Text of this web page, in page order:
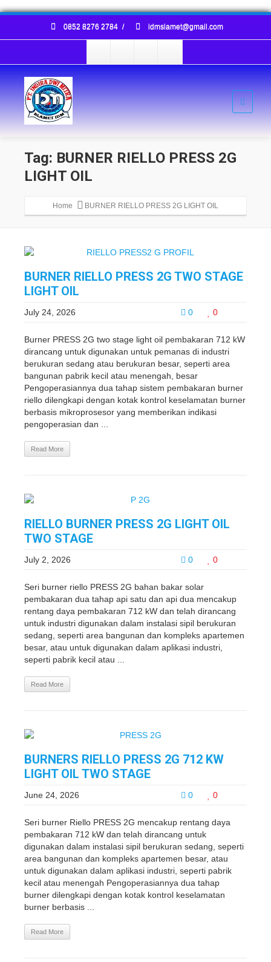
0852 8276 2784 / idmslamet@gmail.com
Tag: BURNER RIELLO PRESS 2G
LIGHT OIL
Home BURNER RIELLO PRESS 2G LIGHT OIL
BURNER RIELLO PRESS 2G TWO STAGE
LIGHT OIL
0 0
July 24, 2026
Burner PRESS 2G two stage light oil pembakaran 712 kW
dirancang untuk digunakan untuk pemanas di industri
berukuran sedang atau berukuran besar, seperti area
bangunan pabrik kecil atau menengah, besar
Pengoperasiannya dua tahap sistem pembakaran burner
riello dilengkapi dengan kotak kontrol keselamatan burner
berbasis mikroprosesor yang memberikan indikasi
pengoperasian dan ...
Read More
RIELLO BURNER PRESS 2G LIGHT OIL
TWO STAGE
0 0
July 2, 2026
Seri burner riello PRESS 2G bahan bakar solar
pembakaran dua tahap api satu dan api dua mencakup
rentang daya pembakaran 712 kW dan telah dirancang
untuk industri digunakan dalam instalasi sipil berukuran
sedang, seperti area bangunan dan kompleks apartemen
besar, atau untuk digunakan dalam aplikasi industri,
seperti pabrik kecil atau ...
Read More
BURNERS RIELLO PRESS 2G 712 KW
LIGHT OIL TWO STAGE
0 0
June 24, 2026
Seri burner Riello PRESS 2G mencakup rentang daya
pembakaran 712 kW dan telah dirancang untuk
digunakan dalam instalasi sipil berukuran sedang, seperti
area bangunan dan kompleks apartemen besar, atau
untuk digunakan dalam aplikasi industri, seperti pabrik
kecil atau menengah Pengoperasiannya dua tahap
burner dilengkapi dengan kotak kontrol keselamatan
burner berbasis ...
Read More